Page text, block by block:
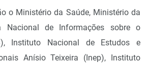
o Ministério da Saúde, Ministério da
Nacional de Informações sobre o
Instituto Nacional de Estudos e
Anísio Teixeira (Inep), Instituto